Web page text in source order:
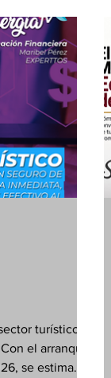
turístico
el arranque
se estima